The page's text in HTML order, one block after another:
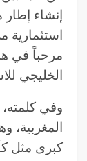
إنشاء
مرحباً في
الخليجي
وفي كلمته،